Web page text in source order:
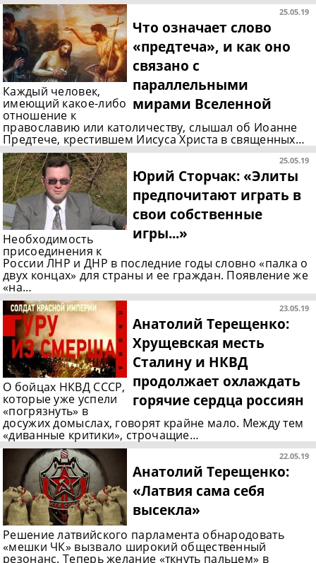
25.05.19
Что означает слово
«предтеча», и как оно
связано с
параллельными
мирами Вселенной
Каждый человек,
имеющий какое-либо
отношение к
православию или католичеству, слышал об Иоанне
Предтече, крестившем Иисуса Христа в священных…
25.05.19
Юрий Сторчак: «Элиты
предпочитают играть в
свои собственные
игры...»
Необходимость
присоединения к
России ЛНР и ДНР в последние годы словно «палка о
двух концах» для страны и ее граждан. Появление же
«на…
23.05.19
Анатолий Терещенко:
Хрущевская месть
Сталину и НКВД
продолжает охлаждать
горячие сердца россиян
О бойцах НКВД СССР,
которые уже успели
«погрязнуть» в
досужих домыслах, говорят крайне мало. Между тем
«диванные критики», строчащие…
22.05.19
Анатолий Терещенко:
«Латвия сама себя
высекла»
Решение латвийского парламента обнародовать
«мешки ЧК» вызвало широкий общественный
резонанс. Теперь желание «ткнуть пальцем» в